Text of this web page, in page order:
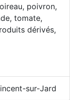
poivron,
tomate,
dérivés,
sur-Jard